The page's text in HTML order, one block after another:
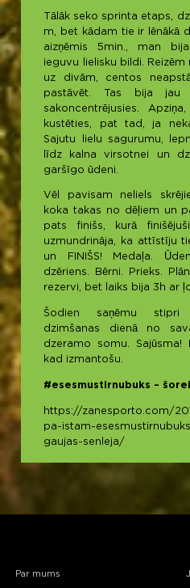
Tālāk seko sprinta etaps,
m, bet kādam tie ir lēnākā
aizņēmis 5min., man
ieguvu lielisku bildi.
uz divām, centos
pastāvēt. Tas bija
sakoncentrējusies.
kustēties, pat tad, ja
Sajutu lielu sagurumu,
līdz kalna virsotnei un
garšīgo ūdeni.
Vēl pavisam neliels
koka takas no dēļiem un
pats finišs, kurā
uzmundrināja, ka attīstīju
un FINIŠS! Medaļa.
dzēriens. Bērni. Prieks.
rezervi, bet laiks bija 3h ar
Šodien saņēmu stipri
dzimšanas dienā no
dzeramo somu. Sajūsma!
kad izmantošu.
#esesmustirnubuks –
https://zanesporto.com/
pa-istam-
gaujas-senleja/
Par mums